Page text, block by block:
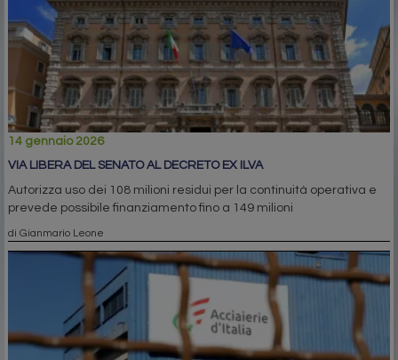
14 gennaio 2026
VIA LIBERA DEL SENATO AL DECRETO EX ILVA
Autorizza uso dei 108 milioni residui per la continuità operativa e
prevede possibile finanziamento fino a 149 milioni
di Gianmario Leone